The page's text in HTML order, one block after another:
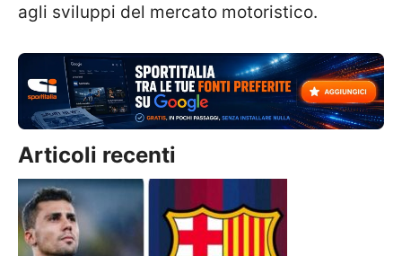
agli sviluppi del mercato motoristico.
Articoli recenti